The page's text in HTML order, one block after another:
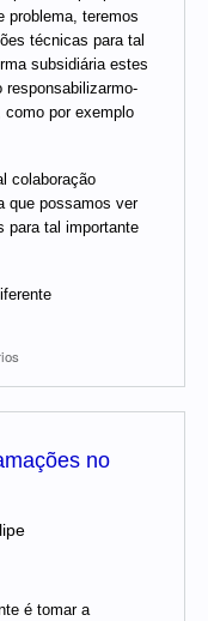
problema, teremos
técnicas para tal
subsidiária estes
responsabilizarmo-
como por exemplo
colaboração
que possamos ver
para tal importante
no
é tomar a